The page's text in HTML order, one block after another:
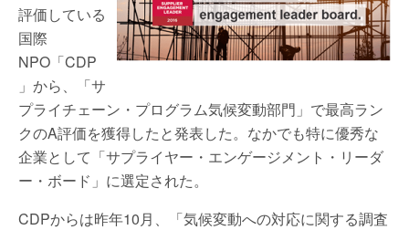
評価している
国際
NPO「CDP
」から、「サ
プライチェーン・プログラム気候変動部門」で最高ラン
クのA評価を獲得したと発表した。なかでも特に優秀な
企業として「サプライヤー・エンゲージメント・リーダ
ー・ボード」に選定された。
CDPからは昨年10月、「気候変動への対応に関する調査